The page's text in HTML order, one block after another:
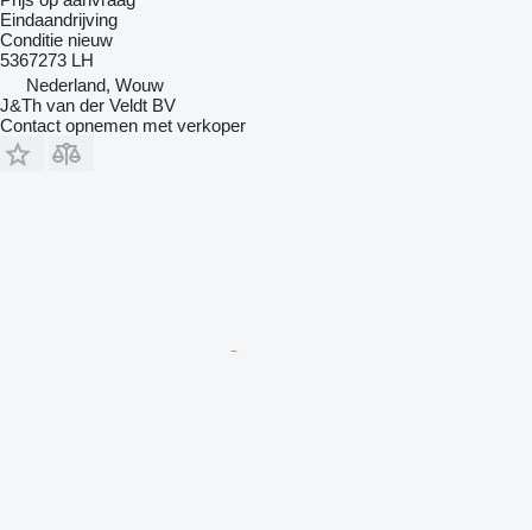
Eindaandrijving
Conditie nieuw
5367273 LH
Nederland, Wouw
J&Th van der Veldt BV
Contact opnemen met verkoper